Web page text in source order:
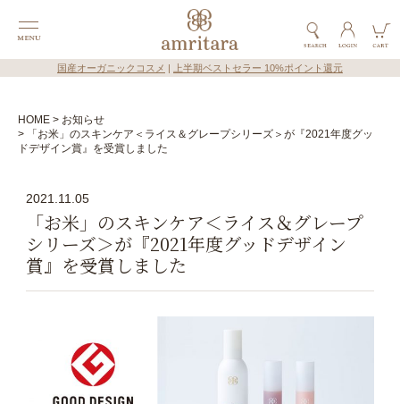
国産オーガニックコスメ 上半期ベストセラー 10%ポイント還元
HOME
お知らせ
「お米」のスキンケア＜ライス＆グレープシリーズ＞が『2021年度グッ
ドデザイン賞』を受賞しました
2021.11.05
「お米」のスキンケア＜ライス＆グレープ
シリーズ＞が『2021年度グッドデザイン
賞』を受賞しました